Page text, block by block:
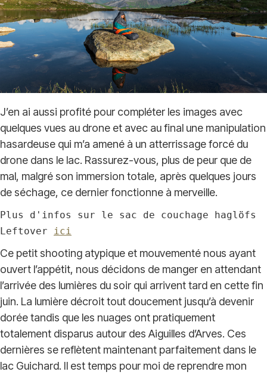
J’en ai aussi profité pour compléter les images avec
quelques vues au drone et avec au final une manipulation
hasardeuse qui m’a amené à un atterrissage forcé du
drone dans le lac. Rassurez-vous, plus de peur que de
mal, malgré son immersion totale, après quelques jours
de séchage, ce dernier fonctionne à merveille.
Plus d'infos sur le sac de couchage haglöfs
Leftover
ici
Ce petit shooting atypique et mouvementé nous ayant
ouvert l’appétit, nous décidons de manger en attendant
l’arrivée des lumières du soir qui arrivent tard en cette fin
juin. La lumière décroit tout doucement jusqu’à devenir
dorée tandis que les nuages ont pratiquement
totalement disparus autour des Aiguilles d’Arves. Ces
dernières se reflètent maintenant parfaitement dans le
lac Guichard. Il est temps pour moi de reprendre mon